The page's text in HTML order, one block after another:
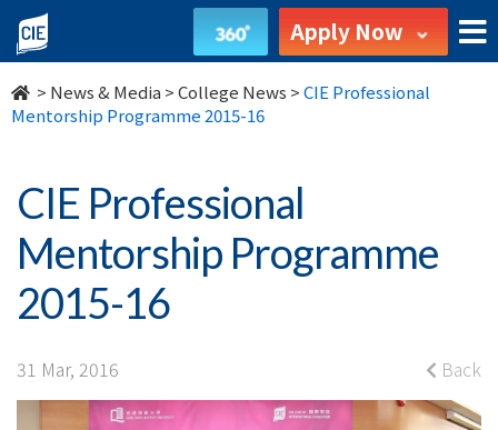
CIE
Professional
Mentorship
2015-
16
College
News
Apply Now
> News & Media >College News >CIE Professional
Mentorship Programme 2015-16
CIE Professional
Mentorship Programme
2015-16
31 Mar, 2016 Back